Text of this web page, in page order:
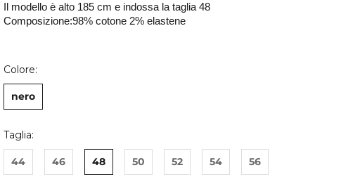
Il modello è alto 185 cm e indossa la taglia 48
Composizione:98% cotone 2% elastene
Colore:
nero
Taglia:
44 46 48 50 52 54 56